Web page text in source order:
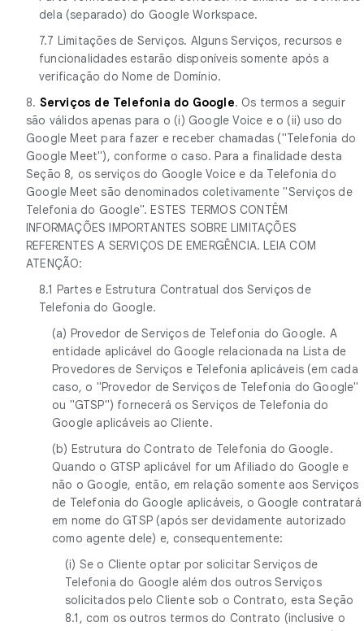
dela (separado) do Google Workspace.
7.7 Limitações de Serviços. Alguns Serviços, recursos e
funcionalidades estarão disponíveis somente após a
verificação do Nome de Domínio.
8. Serviços de Telefonia do Google. Os termos a seguir
são válidos apenas para o (i) Google Voice e o (ii) uso do
Google Meet para fazer e receber chamadas ("Telefonia do
Google Meet"), conforme o caso. Para a finalidade desta
Seção 8, os serviços do Google Voice e da Telefonia do
Google Meet são denominados coletivamente "Serviços de
Telefonia do Google". ESTES TERMOS CONTÊM
INFORMAÇÕES IMPORTANTES SOBRE LIMITAÇÕES
REFERENTES A SERVIÇOS DE EMERGÊNCIA. LEIA COM
ATENÇÃO:
8.1 Partes e Estrutura Contratual dos Serviços de
Telefonia do Google.
(a) Provedor de Serviços de Telefonia do Google. A
entidade aplicável do Google relacionada na Lista de
Provedores de Serviços e Telefonia aplicáveis (em cada
caso, o "Provedor de Serviços de Telefonia do Google"
ou "GTSP") fornecerá os Serviços de Telefonia do
Google aplicáveis ao Cliente.
(b) Estrutura do Contrato de Telefonia do Google.
Quando o GTSP aplicável for um Afiliado do Google e
não o Google, então, em relação somente aos Serviços
de Telefonia do Google aplicáveis, o Google contratará
em nome do GTSP (após ser devidamente autorizado
como agente dele) e, consequentemente:
(i) Se o Cliente optar por solicitar Serviços de
Telefonia do Google além dos outros Serviços
solicitados pelo Cliente sob o Contrato, esta Seção
8.1, com os outros termos do Contrato (inclusive o